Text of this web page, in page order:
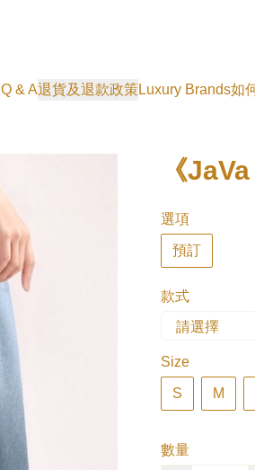
Q & A退貨及退款政策Luxury Brands如
《
選項
預訂
款式
Size
S M
數量